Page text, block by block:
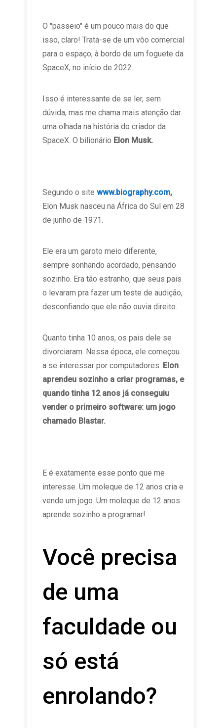
O "passeio" é um pouco mais do que
isso, claro! Trata-se de um vôo comercial
para o espaço, à bordo de um foguete da
SpaceX, no início de 2022.
Isso é interessante de se ler, sem
dúvida, mas me chama mais atenção dar
uma olhada na história do criador da
SpaceX. O bilionário Elon Musk.
Segundo o site www.biography.com,
Elon Musk nasceu na África do Sul em 28
de junho de 1971.
Ele era um garoto meio diferente,
sempre sonhando acordado, pensando
sozinho. Era tão estranho, que seus pais
o levaram pra fazer um teste de audição,
desconfiando que ele não ouvia direito.
Quanto tinha 10 anos, os pais dele se
divorciaram. Nessa época, ele começou
a se interessar por computadores. Elon
aprendeu sozinho a criar programas, e
quando tinha 12 anos já conseguiu
vender o primeiro software: um jogo
chamado Blastar.
E é exatamente esse ponto que me
interesse. Um moleque de 12 anos cria e
vende um jogo. Um moleque de 12 anos
aprende sozinho a programar!
Você precisa
de uma
faculdade ou
só está
enrolando?